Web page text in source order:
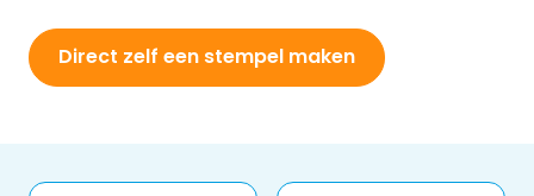
Direct zelf een stempel maken